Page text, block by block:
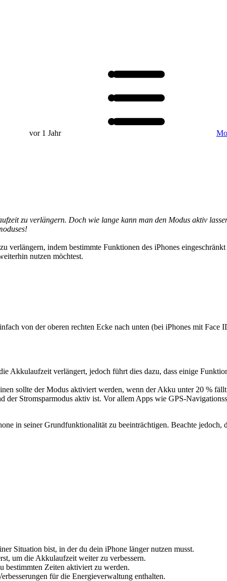
vor 1 Jahr
zu verlängern. Doch wie lange kann man den Modus aktiv
indem bestimmte Funktionen des iPhones
nutzen möchtest.
von der oberen rechten Ecke nach unten (bei iPhones mit Face
Akkulaufzeit verlängert, jedoch führt dies dazu, dass einige
sollte der Modus aktiviert werden, wenn der Akku unter 20 %
Stromsparmodus aktiv ist. Vor allem Apps wie GPS-
in seiner Grundfunktionalität zu beeinträchtigen. Beachte jedoch,
Situation bist, in der du dein iPhone länger nutzen musst.
um die Akkulaufzeit weiter zu verbessern.
bestimmten Zeiten aktiviert zu werden.
für die Energieverwaltung enthalten.